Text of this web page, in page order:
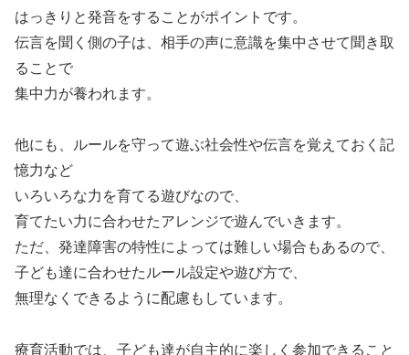
はっきりと発音をすることがポイントです。
伝言を聞く側の子は、相手の声に意識を集中させて聞き取
ることで
集中力が養われます。
他にも、ルールを守って遊ぶ社会性や伝言を覚えておく記
憶力など
いろいろな力を育てる遊びなので、
育てたい力に合わせたアレンジで遊んでいきます。
ただ、発達障害の特性によっては難しい場合もあるので、
子ども達に合わせたルール設定や遊び方で、
無理なくできるように配慮もしています。
療育活動では、子ども達が自主的に楽しく参加できること